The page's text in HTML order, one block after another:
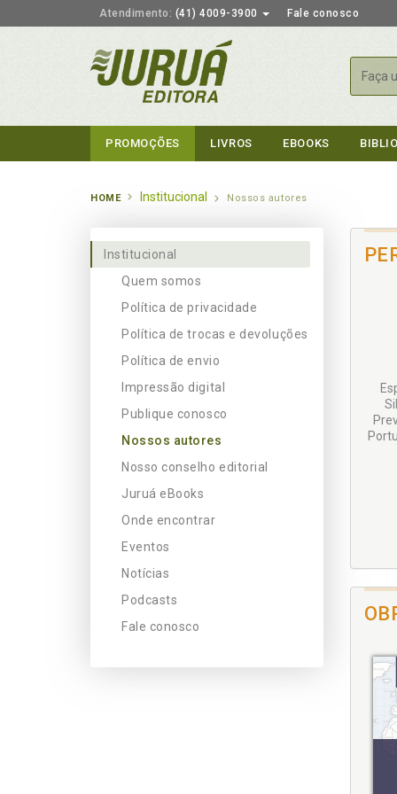
Atendimento: (41) 4009-3900 Fale conosco
PROMOÇÕES LIVROS EBOOKS
HOME Institucional Nossos autores
Institucional
Quem somos
Política de privacidade
Política de trocas e devoluções
Política de envio
Impressão digital
Publique conosco
Nossos autores
Nosso conselho editorial
Juruá eBooks
Onde encontrar
Eventos
Notícias
Podcasts
Fale conosco